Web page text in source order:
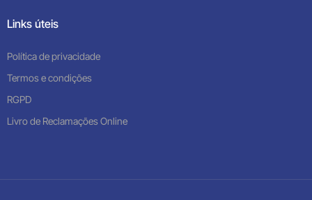
Links úteis
Política de privacidade
Termos e condições
RGPD
Livro de Reclamações Online